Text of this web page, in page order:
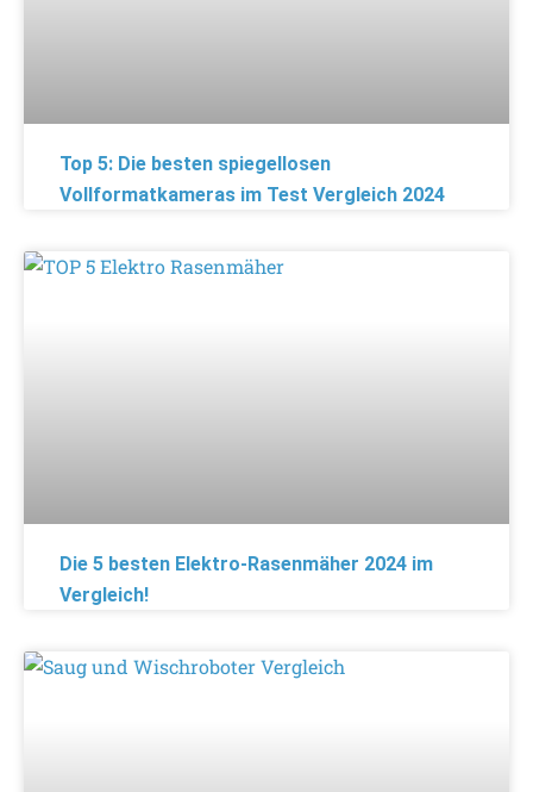
Top 5: Die besten spiegellosen
Vollformatkameras im Test Vergleich 2024
Die 5 besten Elektro-Rasenmäher 2024 im
Vergleich!